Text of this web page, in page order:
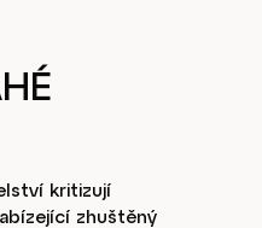
kritizují
zhuštěný